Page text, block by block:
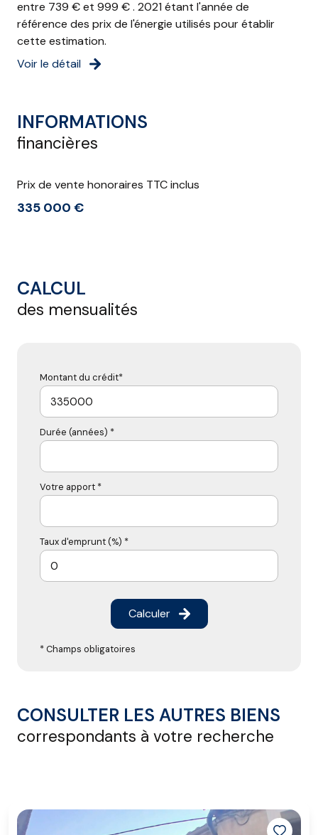
entre 739 € et 999 € . 2021 étant l'année de
référence des prix de l'énergie utilisés pour établir
cette estimation.
Voir le détail
INFORMATIONS
financières
Prix de vente honoraires TTC inclus
335 000 €
CALCUL
des mensualités
Montant du crédit*
Durée (années) *
Votre apport *
Taux d'emprunt (%) *
Calculer
* Champs obligatoires
CONSULTER LES AUTRES BIENS
correspondants à votre recherche